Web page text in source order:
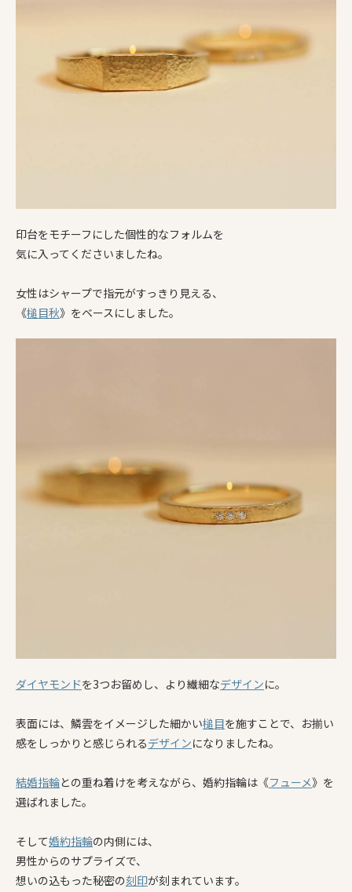
印台をモチーフにした個性的なフォルムを
気に入ってくださいましたね。
女性はシャープで指元がすっきり見える、
《槌目秋》をベースにしました。
ダイヤモンドを3つお留めし、より繊細なデザインに。
表面には、鱗雲をイメージした細かい槌目を施すことで、お揃い
感をしっかりと感じられるデザインになりましたね。
結婚指輪との重ね着けを考えながら、婚約指輪は《フューメ》を
選ばれました。
そして婚約指輪の内側には、
男性からのサプライズで、
想いの込もった秘密の刻印が刻まれています。